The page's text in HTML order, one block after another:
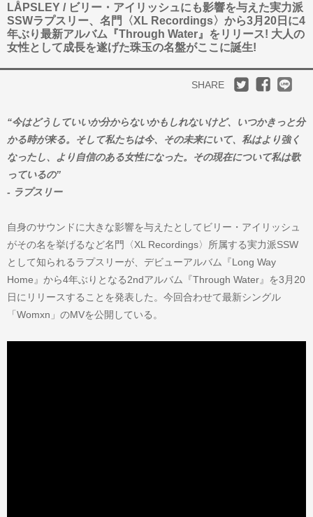
LÅPSLEY / ビリー・アイリッシュにも影響を与えた実力派
SSWラプスリー、名門〈XL Recordings〉から3月20日に4
年ぶり最新アルバム『Through Water』をリリース! 大人の
女性として成長を遂げた珠玉の名盤がここに誕生!
SHARE
“今はどうしていいか分からないかもしれないけど、いつかきっと分
かる時が来る。そして私たちは今、その未来にいて、私はより強く
なったし、より自信のある女性になった。その現在について私は歌
っているの”
- ラプスリー
自身のサウンドに大きな影響を与えたとしてビリー・アイリッシュ
がその名を挙げるなど名門〈XL Recordings〉所属する実力派SSW
として知られるラプスリーが、デビューアルバム『Long Way
Home』から4年ぶりとなる2ndアルバム『Through Water』を3月20
日にリリースすることを発表した。今回合わせて最新シングル
「Womxn」のMVを公開している。